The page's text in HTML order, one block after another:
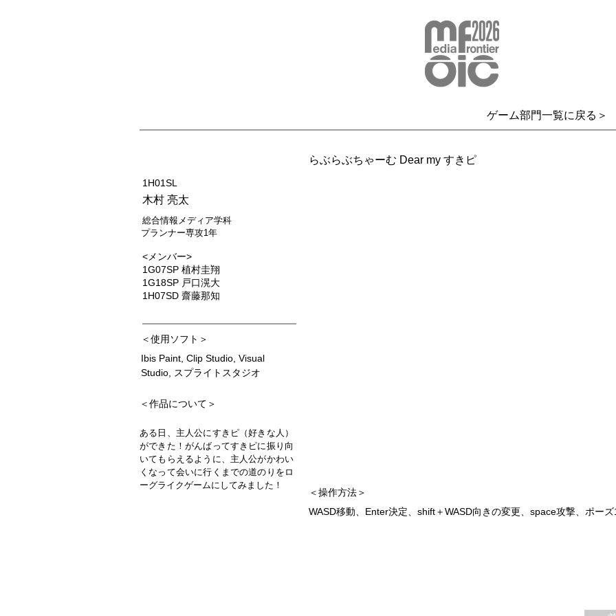
ゲーム部門一覧に戻る＞
1H01SL
木村 亮太
総合情報メディア学科
プランナー専攻1年
<メンバー>
1G07SP 植村圭翔
1G18SP 戸口滉大
1H07SD 齋藤那知
＜使用ソフト＞
Ibis Paint, Clip Studio, Visual
Studio, スプライトスタジオ
＜作品について＞
ある日、主人公にすきピ（好きな人）
ができた！がんばってすきピに振り向
いてもらえるように、主人公がかわい
くなって会いに行くまでの道のりをロ
ーグライクゲームにしてみました！
らぶらぶちゃーむ Dear my すきピ
＜操作方法＞
WASD移動、Enter決定、shift＋WASD向きの変更、space攻撃、ポーズ